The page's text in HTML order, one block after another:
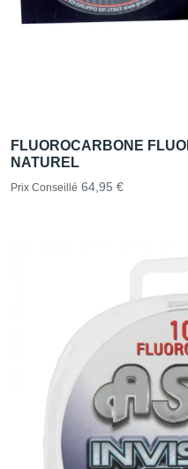
FLUOROCARBONE
NATUREL
Prix Conseillé 64,95 €